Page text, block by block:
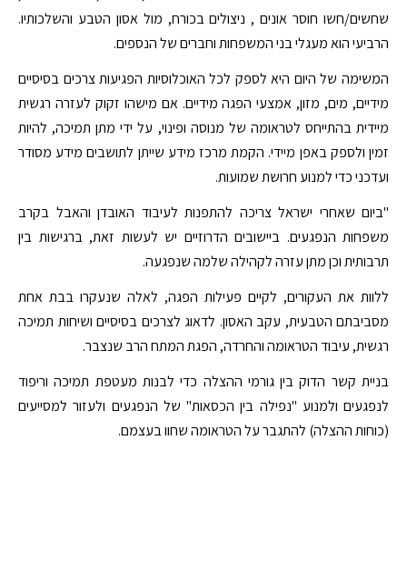
שחשים/חשו חוסר אונים , ניצולים בכורח, מול אסון הטבע והשלכותיו.
הרביעי הוא מעגלי בני המשפחות וחברים של הנספים.
המשימה של היום היא לספק לכל האוכלוסיות הפגיעות צרכים בסיסיים
מידיים, מים, מזון, אמצעי הפגה מידיים. אם מישהו זקוק לעזרה רגשית
מיידית בהתייחס לטראומה של מנוסה ופינוי, על ידי מתן תמיכה, להיות
זמין ולספק באפן מיידי. הקמת מרכז מידע שייתן לתושבים מידע מסודר
ועדכני כדי למנוע חרושת שמועות.
"ביום שאחרי ישראל צריכה להתפנות לעיבוד האובדן והאבל בקרב
משפחות הנפגעים. ביישובים הדרוזיים יש לעשות זאת, ברגישות בין
תרבותית וכן מתן עזרה לקהילה שלמה שנפגעה.
ללוות את העקורים, לקיים פעילות הפגה, לאלה שנעקרו בבת אחת
מסביבתם הטבעית, עקב האסון. לדאוג לצרכים בסיסיים ושיחות תמיכה
רגשית, עיבוד הטראומה והחרדה, הפגת המתח הרב שנצבר.
בניית קשר הדוק בין גורמי ההצלה כדי לבנות מעטפת תמיכה וריפוד
לנפגעים ולמנוע "נפילה בין הכסאות" של הנפגעים ולעזור למסייעים
(כוחות ההצלה) להתגבר על הטראומה שחוו בעצמם.